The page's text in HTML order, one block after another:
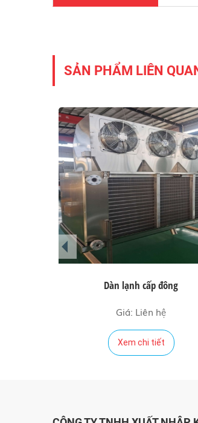
SẢN PHẨM LIÊN
Dàn lạnh cấp đông
Giá: Liên hệ
Xem chi tiết
prev